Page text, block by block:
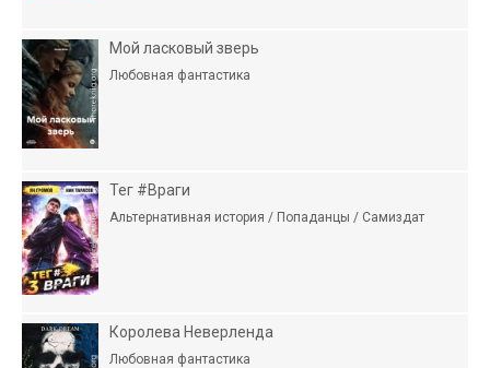
Мой ласковый зверь
Любовная фантастика
Тег #Враги
Альтернативная история / Попаданцы / Самиздат
Королева Неверленда
Любовная фантастика